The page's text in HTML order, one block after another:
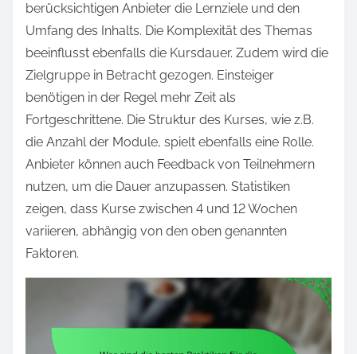
berücksichtigen Anbieter die Lernziele und den
Umfang des Inhalts. Die Komplexität des Themas
beeinflusst ebenfalls die Kursdauer. Zudem wird die
Zielgruppe in Betracht gezogen. Einsteiger
benötigen in der Regel mehr Zeit als
Fortgeschrittene. Die Struktur des Kurses, wie z.B.
die Anzahl der Module, spielt ebenfalls eine Rolle.
Anbieter können auch Feedback von Teilnehmern
nutzen, um die Dauer anzupassen. Statistiken
zeigen, dass Kurse zwischen 4 und 12 Wochen
variieren, abhängig von den oben genannten
Faktoren.